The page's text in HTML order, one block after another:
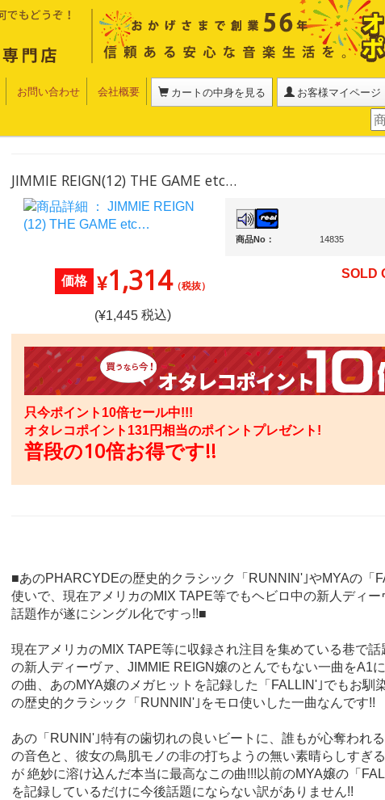
お問い合わせ 会社概要 カートの中身を見る お客様マイページ
JIMMIE REIGN(12) THE GAME etc…
商品No： 14835
価格 ¥1,314（税抜）
(¥1,445税込)
SOLD
只今ポイント10倍セール中!!!
オタレコポイント 131円相当のポイントプレゼント!
普段の10倍お得です!!
■あのPHARCYDEの歴史的クラシック「RUNNIN'｣やMYAの「
使いで、現在アメリカのMIX TAPE等でもヘビロ中の新人ディー
話題作が遂にシングル化ですっ!!■
現在アメリカのMIX TAPE等に収録され注目を集めている巷で話
の新人ディーヴァ、JIMMIE REIGN嬢のとんでもない一曲をA1
の曲、あのMYA嬢のメガヒットを記録した「FALLIN'｣でもお馴
の歴史的クラシック「RUNNIN'｣をモロ使いした一曲なんです!!
あの「RUNIN'｣特有の歯切れの良いビートに、誰もが心奪われ
の音色と、彼女の鳥肌モノの非の打ちようの無い素晴らしすぎ
が 絶妙に溶け込んだ本当に最高なこの曲!!!以前のMYA嬢の「
を記録しているだけに今後話題にならない訳がありません!!